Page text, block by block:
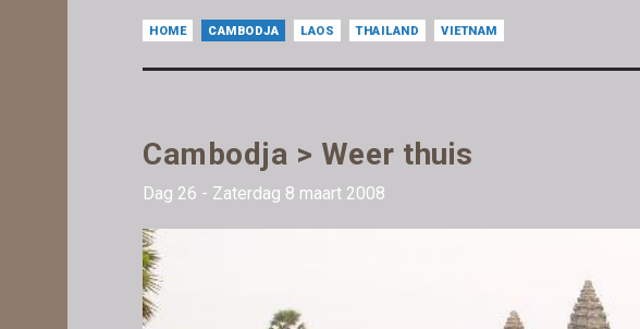
HOME CAMBODJA LAOS THAILAND VIETNAM
Cambodja > Weer thuis
Dag 26 - Zaterdag 8 maart 2008